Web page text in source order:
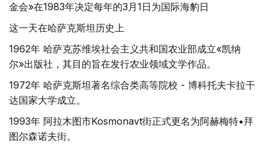
金会»在1983年决定每年的3月1日为国际海豹日
这一天在哈萨克斯坦历史上
1962年 哈萨克苏维埃社会主义共和国农业部成立«凯纳
尔»出版社，其目的旨在发行农业领域文学作品。
1972年 哈萨克斯坦著名综合类高等院校 - 博科托夫卡拉干
达国家大学成立。
1993年 阿拉木图市Kosmonavt街正式更名为阿赫梅特•拜
图尔森诺夫街。